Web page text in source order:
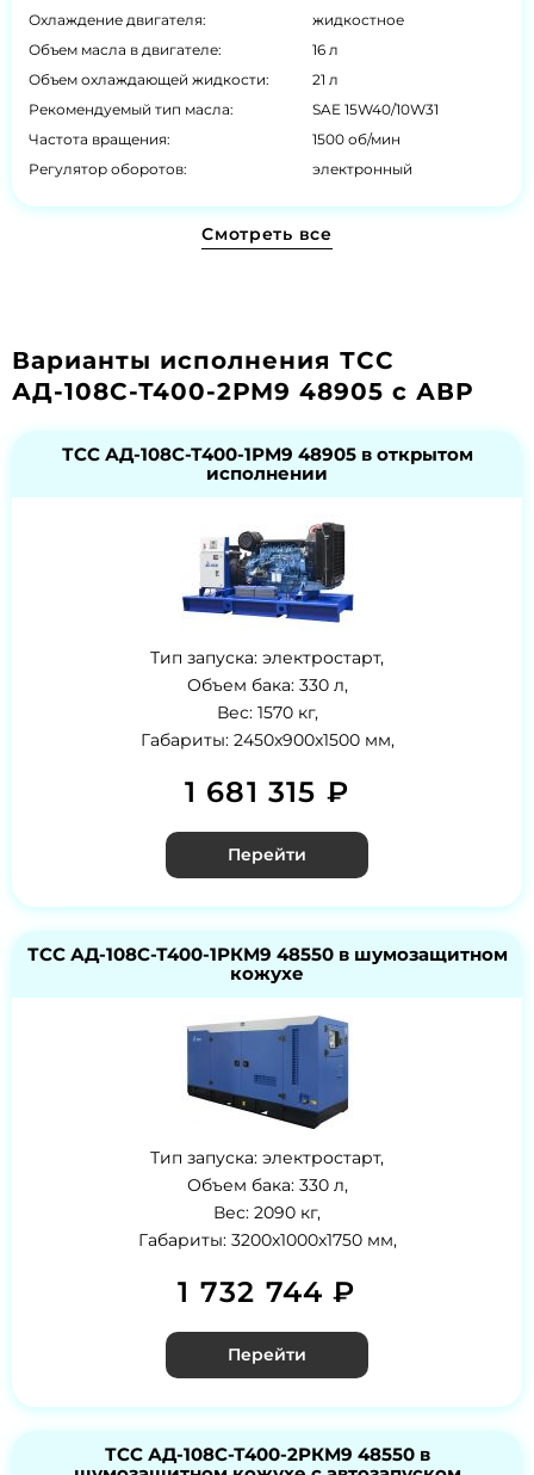
Охлаждение двигателя:
жидкостное
Объем масла в двигателе:
16 л
Объем охлаждающей жидкости:
21 л
Рекомендуемый тип масла:
SAE 15W40/10W31
Частота вращения:
1500 об/мин
Регулятор оборотов:
электронный
Смотреть все
Варианты исполнения ТСС
АД-108С-Т400-2РМ9 48905 с АВР
ТСС АД-108С-Т400-1РМ9 48905 в открытом
исполнении
Тип запуска: электростарт,
Объем бака: 330 л,
Вес: 1570 кг,
Габариты: 2450x900x1500 мм,
1 681 315 ₽
Перейти
ТСС АД-108С-Т400-1РКМ9 48550 в шумозащитном
кожухе
Тип запуска: электростарт,
Объем бака: 330 л,
Вес: 2090 кг,
Габариты: 3200x1000x1750 мм,
1 732 744 ₽
Перейти
ТСС АД-108С-Т400-2РКМ9 48550 в